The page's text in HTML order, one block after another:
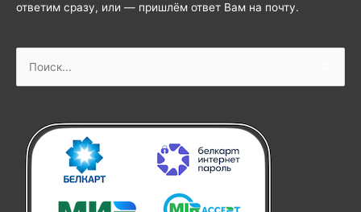
ответим сразу, или — пришлём ответ Вам на почту.